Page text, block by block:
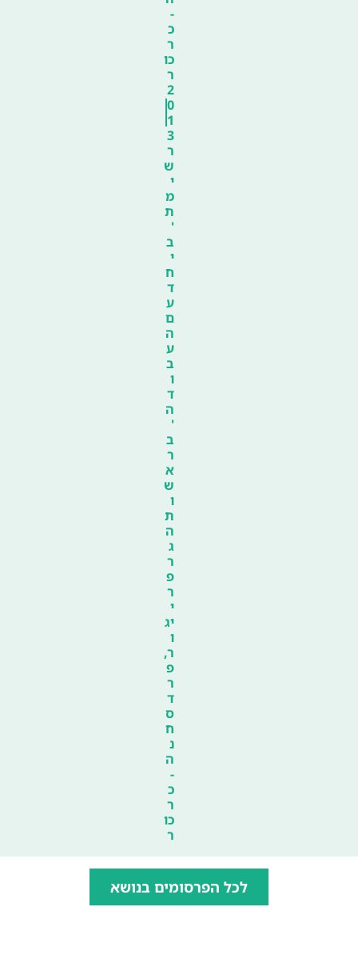
-
כ
ר
כו
ר
2
0
1
3
ר
ש
י
מ
ת
'
ב
י
ח
ד
ע
ם
ה
ע
ב
ו
ד
ה
'
ב
ר
א
ש
ו
ת
ה
ג
ר
פ
ר
י
יג
ו
ר,
פ
ר
ד
ס
ח
נ
ה
-
כ
ר
כו
ר
לכל הפרסומים בנושא